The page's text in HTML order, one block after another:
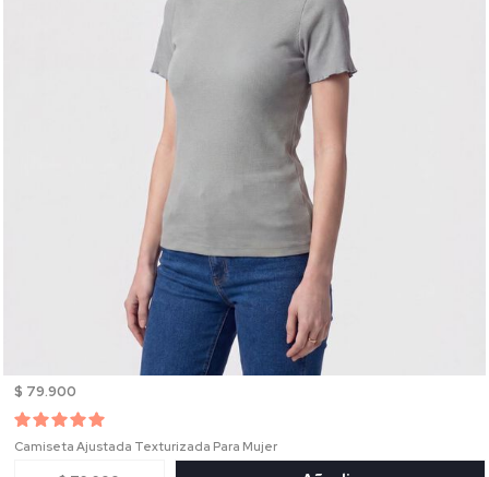
$ 79.900
Camiseta Ajustada Texturizada Para Mujer